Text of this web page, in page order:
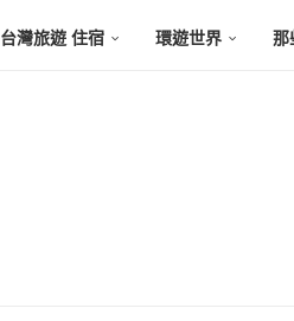
台灣旅遊 住宿 環遊世界